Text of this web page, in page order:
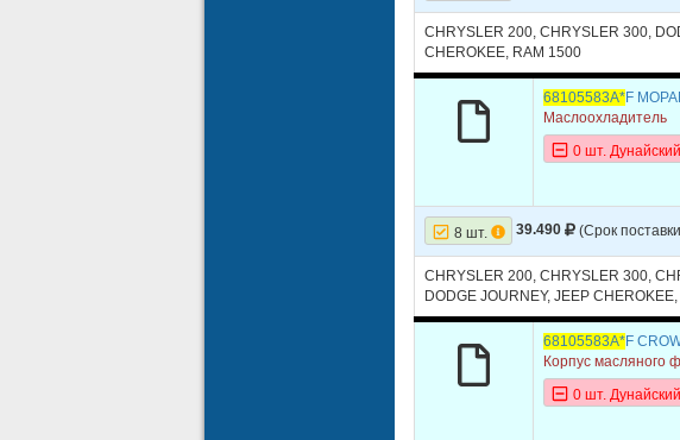
12 DODGE
DODGE
DODGE
DODGE
17 DODGE
18 DODGE
DODGE
JEEP
CHRYSLER 200, CHRYSLER 300,
CHEROKEE, RAM 1500
68105583A*F
Маслоохладитель
0 шт. Дунайский
8 шт. 39.490 (Срок
CHRYSLER 200, CHRYSLER 300,
DODGE JOURNEY, JEEP
68105583A*F
Корпус масляного
0 шт. Дунайский